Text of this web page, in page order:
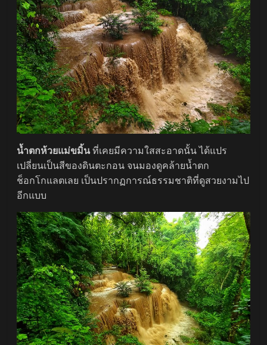
น้ำตกห้วยแม่ขมิ้นที่เคยมีความใสสะอาดนั้น ได้แปร
เปลี่ยนเป็นสีของดินตะกอน จนมองดูคล้ายน้ำตก
ช็อกโกแลตเลย เป็นปรากฏการณ์ธรรมชาติที่ดูสวยงามไป
อีกแบบ